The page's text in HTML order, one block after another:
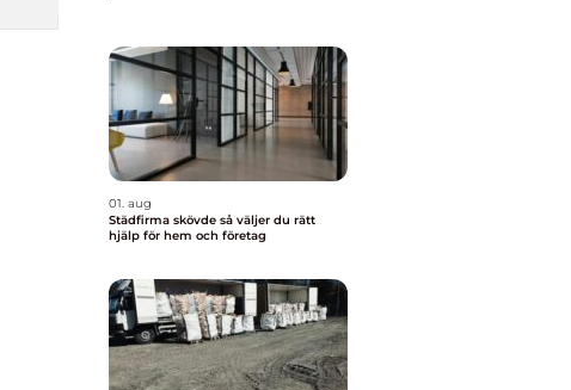
01. aug
Städfirma skövde så väljer du rätt
hjälp för hem och företag